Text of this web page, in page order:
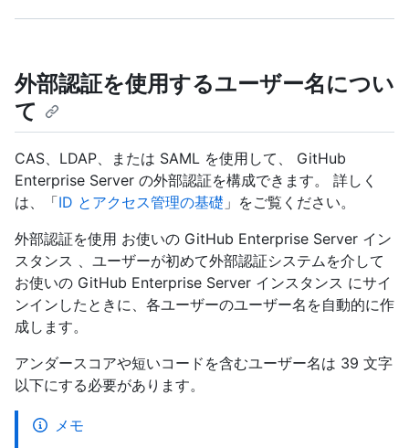
外部認証を使用するユーザー名につい
て
CAS、LDAP、または SAML を使用して、 GitHub
Enterprise Server の外部認証を構成できます。 詳しく
は、「ID とアクセス管理の基礎 」をご覧ください。
外部認証を使用 お使いの GitHub Enterprise Server イン
スタンス 、ユーザーが初めて外部認証システムを介して
お使いの GitHub Enterprise Server インスタンス にサイ
ンインしたときに、各ユーザーのユーザー名を自動的に作
成します。
アンダースコアや短いコードを含むユーザー名は 39 文字
以下にする必要があります。
メモ